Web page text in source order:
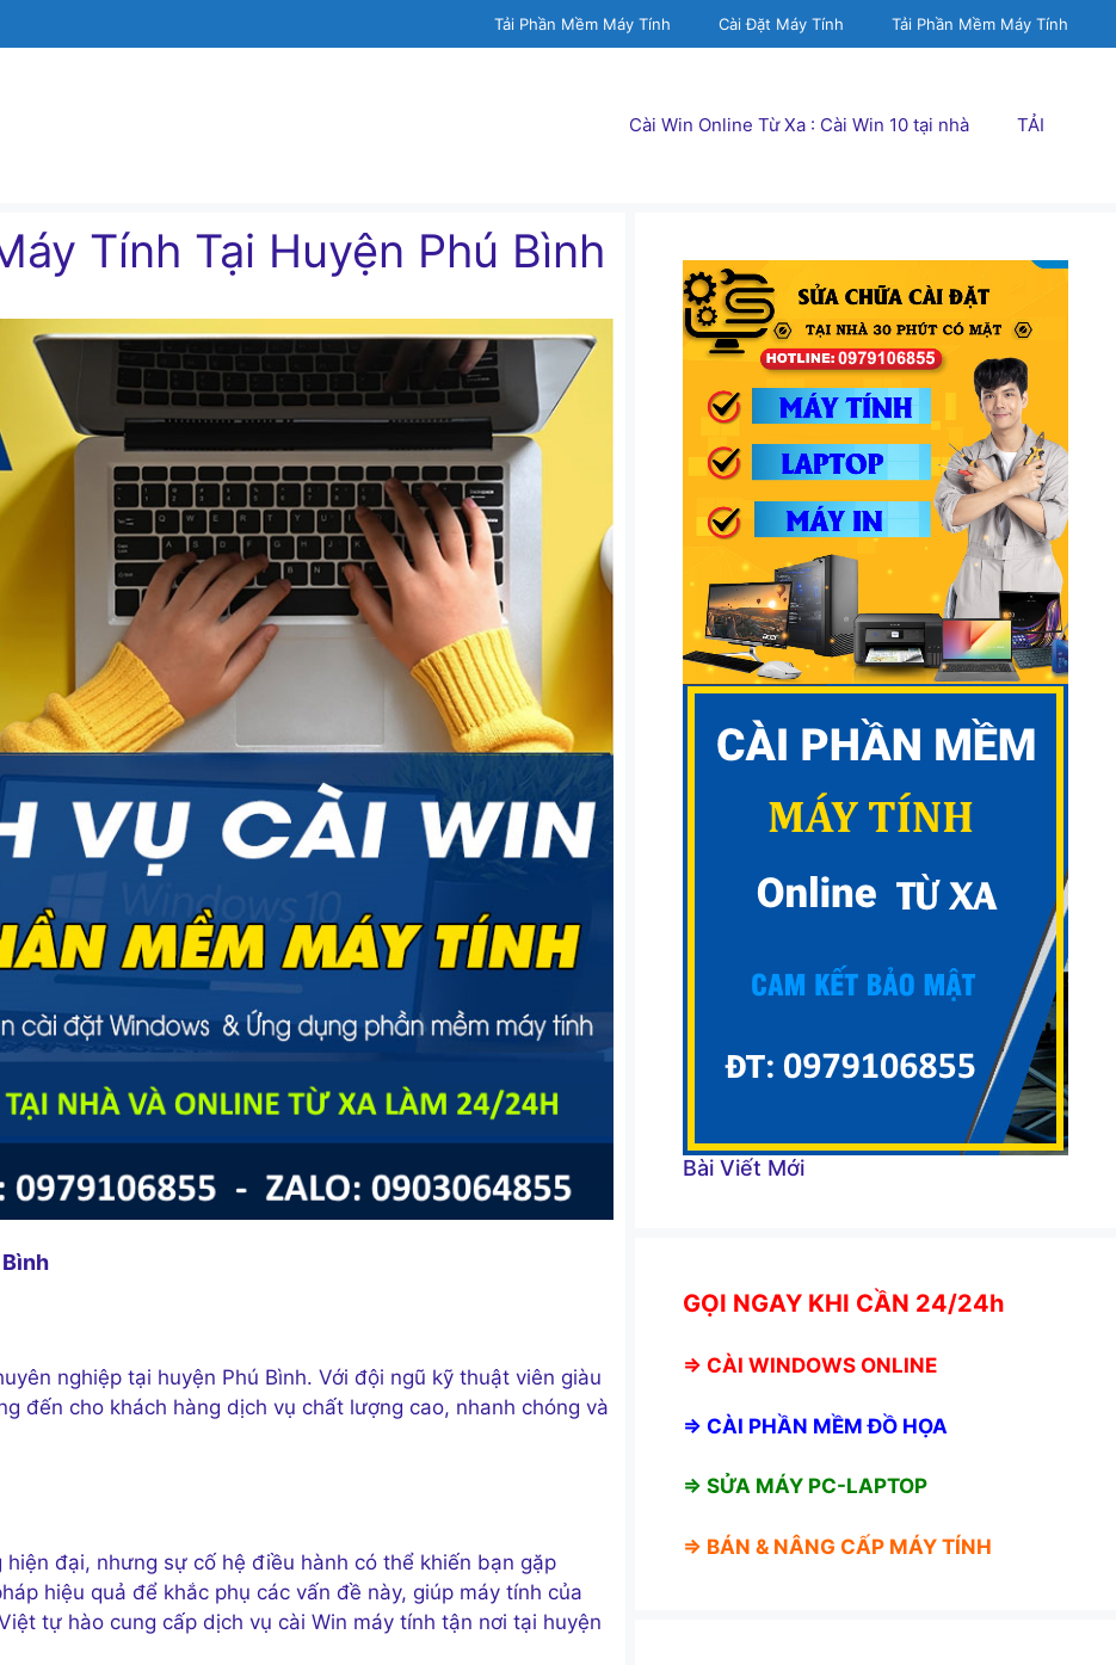
Tải Phần Mềm Máy Tính Cài Đặt Máy Tính Tải Phần Mềm Máy Tính
Cài Win Online Từ Xa : Cài Win 10 tại nhà TẢI
Tính Tại Huyện Phú Bình
nghiệp tại huyện Phú Bình. Với đội ngũ kỹ thuật viên giàu
đến cho khách hàng dịch vụ chất lượng cao, nhanh chóng và
đại, nhưng sự cố hệ điều hành có thể khiến bạn gặp
hiệu quả để khắc phụ các vấn đề này, giúp máy tính của
tự hào cung cấp dịch vụ cài Win máy tính tận nơi tại huyện
Bài Viết Mới
GỌI NGAY KHI CẦN 24/24h
⇒ CÀI WINDOWS ONLINE
⇒ CÀI PHẦN MỀM ĐỒ HỌA
⇒ SỬA MÁY PC-LAPTOP
⇒ BÁN & NÂNG CẤP MÁY TÍNH